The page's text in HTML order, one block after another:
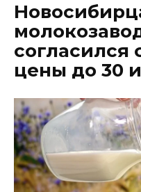
согласился
цены до 30